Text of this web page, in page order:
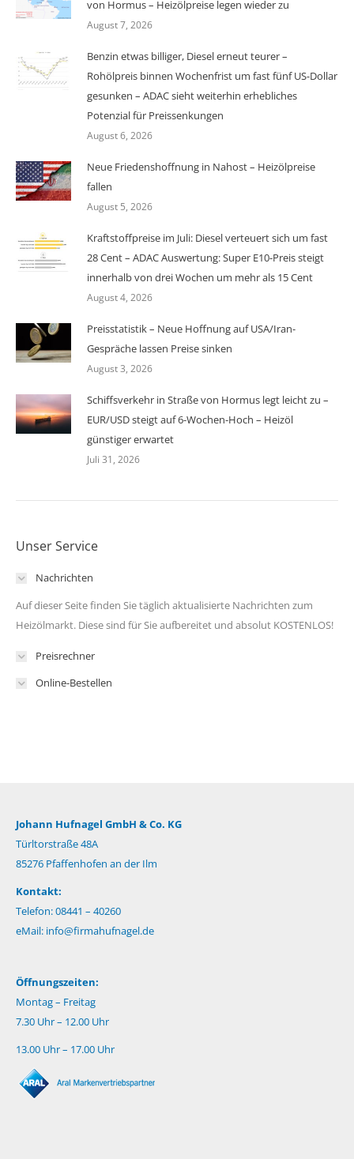
von Hormus – Heizölpreise legen wieder zu
August 7, 2026
Benzin etwas billiger, Diesel erneut teurer –
Rohölpreis binnen Wochenfrist um fast fünf US-Dollar
gesunken – ADAC sieht weiterhin erhebliches
Potenzial für Preissenkungen
August 6, 2026
Neue Friedenshoffnung in Nahost – Heizölpreise
fallen
August 5, 2026
Kraftstoffpreise im Juli: Diesel verteuert sich um fast
28 Cent – ADAC Auswertung: Super E10-Preis steigt
innerhalb von drei Wochen um mehr als 15 Cent
August 4, 2026
Preisstatistik – Neue Hoffnung auf USA/Iran-
Gespräche lassen Preise sinken
August 3, 2026
Schiffsverkehr in Straße von Hormus legt leicht zu –
EUR/USD steigt auf 6-Wochen-Hoch – Heizöl
günstiger erwartet
Juli 31, 2026
Unser Service
Nachrichten
Auf dieser Seite finden Sie täglich aktualisierte Nachrichten zum
Heizölmarkt. Diese sind für Sie aufbereitet und absolut KOSTENLOS!
Preisrechner
Online-Bestellen
Johann Hufnagel GmbH & Co. KG
Türltorstraße 48A
85276 Pfaffenhofen an der Ilm
Kontakt:
Telefon: 08441 – 40260
eMail: info@firmahufnagel.de
Öffnungszeiten:
Montag – Freitag
7.30 Uhr – 12.00 Uhr
13.00 Uhr – 17.00 Uhr